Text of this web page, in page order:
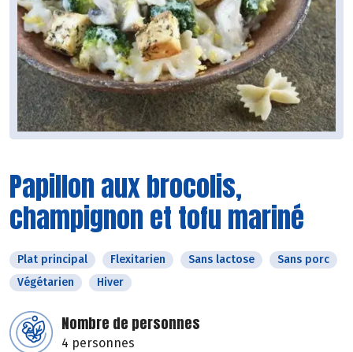
Papillon aux brocolis,
champignon et tofu mariné
Plat principal Flexitarien Sans lactose
Sans porc
Végétarien
Hiver
Nombre de personnes
4 personnes